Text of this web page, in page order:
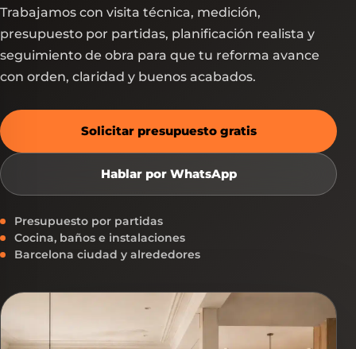
Trabajamos con visita técnica, medición,
presupuesto por partidas, planificación realista y
seguimiento de obra para que tu reforma avance
con orden, claridad y buenos acabados.
Solicitar presupuesto gratis
Hablar por WhatsApp
Presupuesto por partidas
Cocina, baños e instalaciones
Barcelona ciudad y alrededores